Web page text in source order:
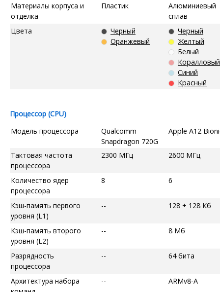
Материалы корпуса и
отделка
Пластик
Алюминиевый
сплав
Цвета
Черный
Оранжевый
Черный
Желтый
Белый
Коралловый
Синий
Красный
Процессор (CPU)
Модель процессора
Qualcomm
Snapdragon 720G
Apple A12
Тактовая частота
процессора
2300 МГц 2600 МГц
Количество ядер
процессора
8 6
Кэш-память первого
уровня (L1)
-- 128 + 128 Кб
Кэш-память второго
уровня (L2)
-- 8 Мб
Разрядность
процессора
-- 64 бита
Архитектура набора
-- ARMv8-A